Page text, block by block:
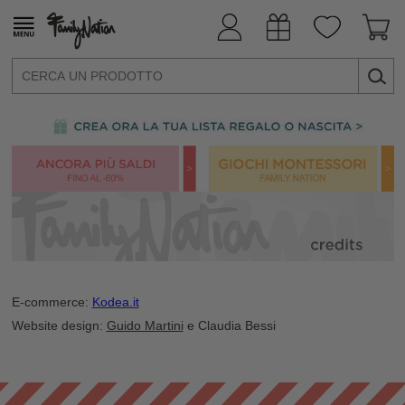
E-commerce: Kodea.it
Website design: Guido Martini e Claudia Bessi